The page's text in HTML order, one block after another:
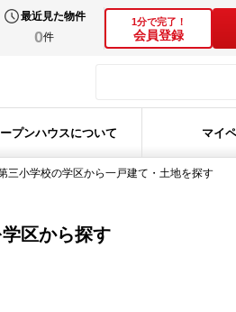
最近見た物件
0件
1分で完了！
会員登録
プンハウスについて マイ
三小学校の学区から一戸建て・土地を探す
区から探す